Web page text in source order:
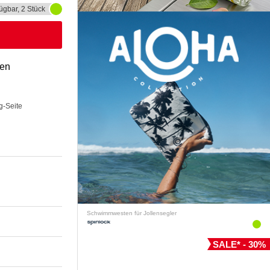
2 Stück
Seite
Schwimmwesten für Jollensegler
SALE* - 30%